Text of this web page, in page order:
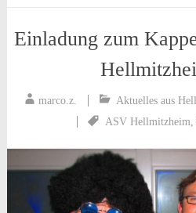
Einladung zum
marco.z. Aktuelles aus
ASV Hellmitzheim